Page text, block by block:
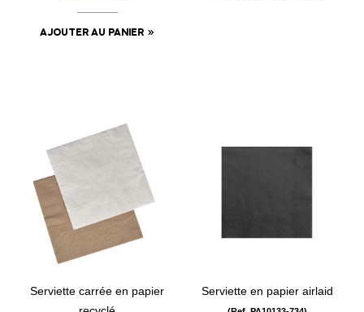
AJOUTER AU PANIER
Serviette carrée en papier
Serviette en papier airlaid